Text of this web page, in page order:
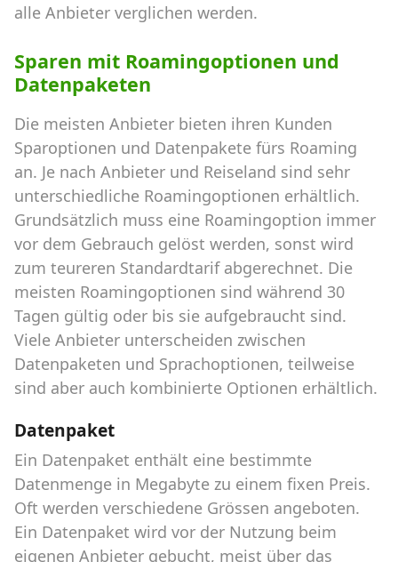
alle Anbieter verglichen werden.
Sparen mit Roamingoptionen und
Datenpaketen
Die meisten Anbieter bieten ihren Kunden
Sparoptionen und Datenpakete fürs Roaming
an. Je nach Anbieter und Reiseland sind sehr
unterschiedliche Roamingoptionen erhältlich.
Grundsätzlich muss eine Roamingoption immer
vor dem Gebrauch gelöst werden, sonst wird
zum teureren Standardtarif abgerechnet. Die
meisten Roamingoptionen sind während 30
Tagen gültig oder bis sie aufgebraucht sind.
Viele Anbieter unterscheiden zwischen
Datenpaketen und Sprachoptionen, teilweise
sind aber auch kombinierte Optionen erhältlich.
Datenpaket
Ein Datenpaket enthält eine bestimmte
Datenmenge in Megabyte zu einem fixen Preis.
Oft werden verschiedene Grössen angeboten.
Ein Datenpaket wird vor der Nutzung beim
eigenen Anbieter gebucht, meist über das